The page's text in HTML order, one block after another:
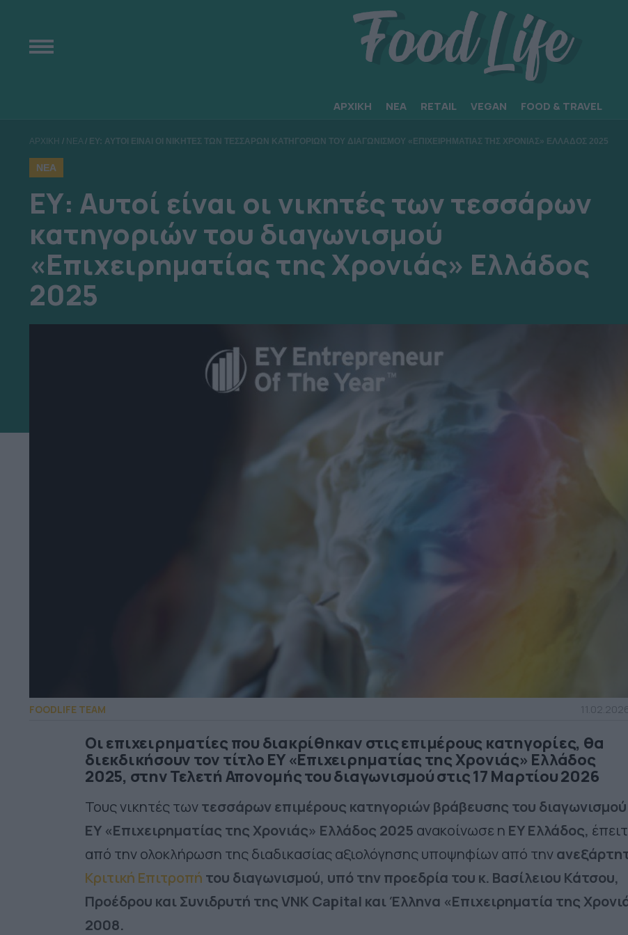
ΑΡΧΙΚΗ ΝΕΑ RETAIL VEGAN FOOD & TRAVEL
ΑΡΧΙΚΗ / ΝΕΑ/ ΕΥ: ΑΥΤΟΙ ΕΙΝΑΙ ΟΙ ΝΙΚΗΤΕΣ ΤΩΝ ΤΕΣΣΑΡΩΝ ΚΑΤΗΓΟΡΙΩΝ ΤΟΥ ΔΙΑΓΩΝΙΣΜΟΥ «ΕΠΙΧΕΙΡΗΜΑΤΙΑΣ ΤΗΣ ΧΡΟΝΙΑΣ» ΕΛΛΑΔΟΣ 2025
ΝΕΑ
ΕΥ: Αυτοί είναι οι νικητές των τεσσάρων
κατηγοριών του διαγωνισμού
«Επιχειρηματίας της Χρονιάς» Ελλάδος
2025
FOODLIFE TEAM
Οι επιχειρηματίες που διακρίθηκαν στις επιμέρους κατηγορίες, θα
διεκδικήσουν τον τίτλο EY «Επιχειρηματίας της Χρονιάς» Ελλάδος
2025, στην Τελετή Απονομής του διαγωνισμού στις 17 Μαρτίου 2026
Τουςνικητές τωντεσσάρων επιμέρους κατηγοριών βράβευσης του διαγωνισμού
ΕΥ «Επιχειρηματίας της Χρονιάς» Ελλάδος 2025 ανακοίνωσε η EYΕλλάδος,
από την ολοκλήρωση της διαδικασίας αξιολόγησης υποψηφίων από την
Κριτική Επιτροπή του διαγωνισμού, υπό την προεδρία του κ. Βασίλειου Κάτσου,
Προέδρου και Συνιδρυτή τηςVNK Capital και Έλληνα «Επιχειρηματία της
2008.